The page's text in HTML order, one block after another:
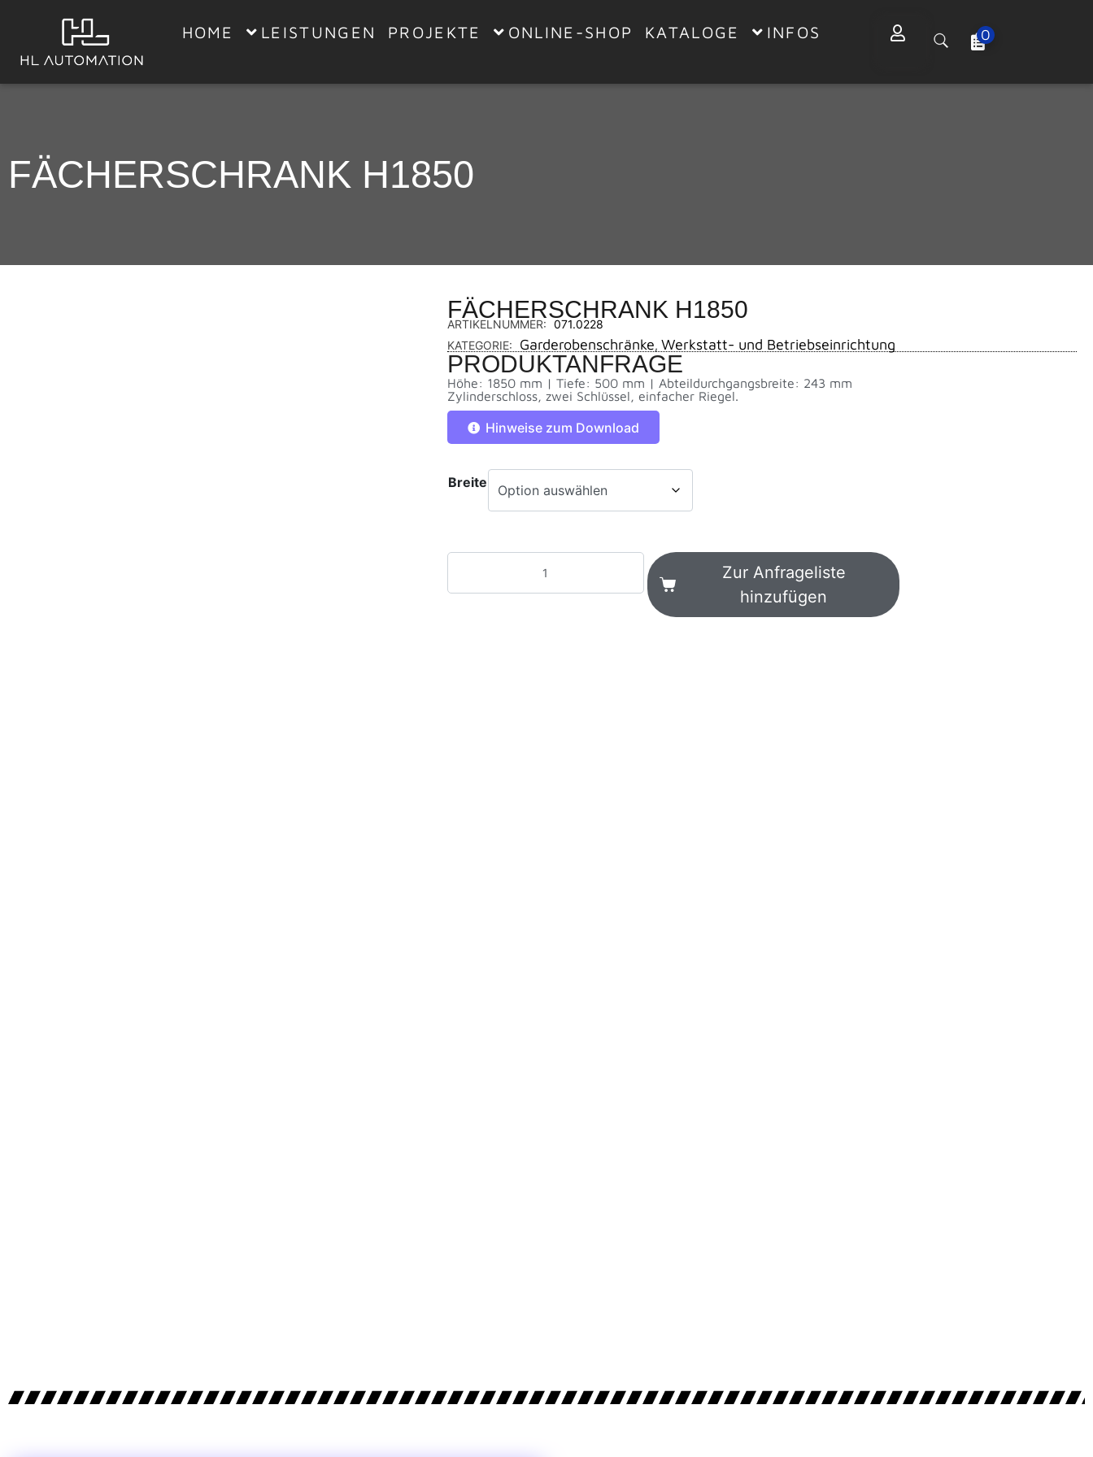
HOME LEISTUNGEN PROJEKTE ONLINE-SHOP KATALOGE INFOS 0
FÄCHERSCHRANK H1850
FÄCHERSCHRANK H1850
ARTIKELNUMMER: 071.0228
KATEGORIE:
Garderobenschränke, Werkstatt- und Betriebseinrichtung
PRODUKTANFRAGE
Höhe: 1850 mm | Tiefe: 500 mm | Abteildurchgangsbreite: 243 mm
Zylinderschloss, zwei Schlüssel, einfacher Riegel.
Hinweise zum Download
Breite
Zur Anfrageliste
hinzufügen